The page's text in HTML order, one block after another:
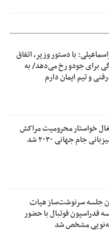
با دستور وزیر، اتفاق
برای جودو رخ می‌دهد/ به
و تیم ایمان دارم
خواستار محرومیت مراکش
جام جهانی ۲۰۳۰ شد
جلسه سرنوشت‌ساز هیات
فدراسیون فوتبال با حضور
مشخص شد